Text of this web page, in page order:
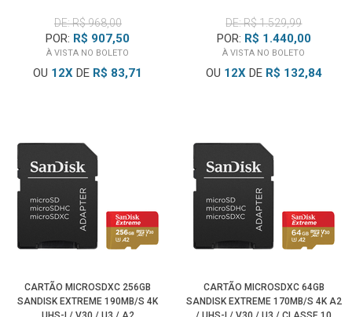
DE: R$ 968,00
POR: R$ 907,50
À VISTA NO BOLETO
OU 12X DE R$ 83,71
DE: R$ 1.529,99
POR: R$ 1.440,00
À VISTA NO BOLETO
OU 12XDE R$ 132,84
CARTÃO MICROSDXC 256GB
SANDISK EXTREME 190MB/S 4K
CARTÃO MICROSDXC 64GB
SANDISK EXTREME 170MB/S 4K A2